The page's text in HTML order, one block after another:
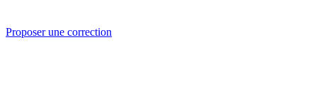
Proposer une correction